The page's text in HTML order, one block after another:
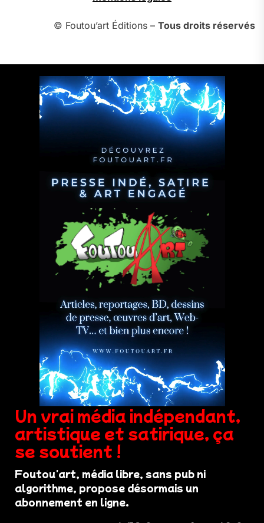
© Foutou’art Éditions – Tous droits réservés
Un vrai média indépendant,
artistique et satirique, ça
se soutient !
Foutou'art, média libre, sans pub ni
algorithme, propose désormais un
abonnement en ligne.